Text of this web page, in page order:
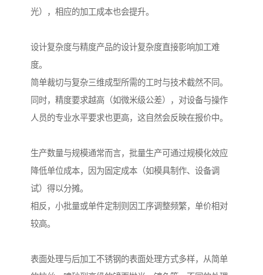
光），相应的加工成本也会提升。
设计复杂度与精度产品的设计复杂度直接影响加工难
度。
简单裁切与复杂三维成型所需的工时与技术截然不同。
同时，精度要求越高（如微米级公差），对设备与操作
人员的专业水平要求也更高，这自然会反映在报价中。
生产数量与规模通常而言，批量生产可通过规模化效应
降低单位成本，因为固定成本（如模具制作、设备调
试）得以分摊。
相反，小批量或单件定制则因工序调整频繁，单价相对
较高。
表面处理与后加工不锈钢的表面处理方式多样，从简单